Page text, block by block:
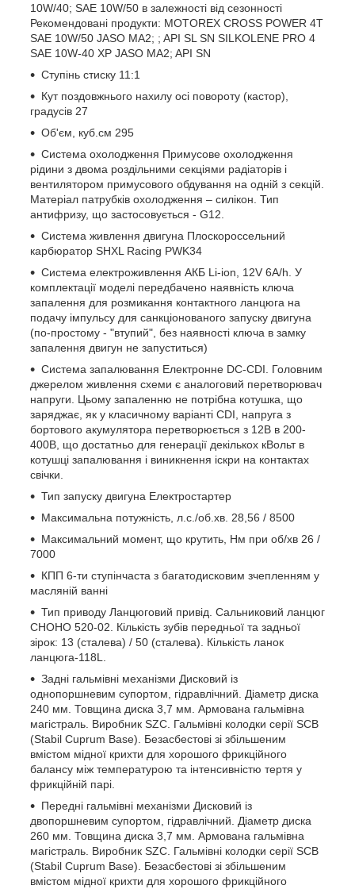
10W/40; SAE 10W/50 в залежності від сезонності
Рекомендовані продукти: MOTOREX CROSS POWER 4T
SAE 10W/50 JASO MA2; ; API SL SN SILKOLENE PRO 4
SAE 10W-40 XP JASO MA2; API SN
Ступінь стиску 11:1
Кут поздовжнього нахилу осі повороту (кастор),
градусів 27
Об'єм, куб.см 295
Система охолодження Примусове охолодження
рідини з двома роздільними секціями радіаторів і
вентилятором примусового обдування на одній з секцій.
Матеріал патрубків охолодження – силікон. Тип
антифризу, що застосовується - G12.
Система живлення двигуна Плоскороссельний
карбюратор SHXL Racing PWK34
Система електроживлення АКБ Li-ion, 12V 6А/h. У
комплектації моделі передбачено наявність ключа
запалення для розмикання контактного ланцюга на
подачу імпульсу для санкціонованого запуску двигуна
(по-простому - "втупий", без наявності ключа в замку
запалення двигун не запуститься)
Система запалювання Електронне DC-СDI. Головним
джерелом живлення схеми є аналоговий перетворювач
напруги. Цьому запаленню не потрібна котушка, що
заряджає, як у класичному варіанті CDI, напруга з
бортового акумулятора перетворюється з 12В в 200-
400В, що достатньо для генерації декількох кВольт в
котушці запалювання і виникнення іскри на контактах
свічки.
Тип запуску двигуна Електростартер
Максимальна потужність, л.с./об.хв. 28,56 / 8500
Максимальний момент, що крутить, Нм при об/хв 26 /
7000
КПП 6-ти ступінчаста з багатодисковим зчепленням у
масляній ванні
Тип приводу Ланцюговий привід. Сальниковий ланцюг
CHOHO 520-02. Кількість зубів передньої та задньої
зірок: 13 (сталева) / 50 (сталева). Кількість ланок
ланцюга-118L.
Задні гальмівні механізми Дисковий із
однопоршневим супортом, гідравлічний. Діаметр диска
240 мм. Товщина диска 3,7 мм. Армована гальмівна
магістраль. Виробник SZC. Гальмівні колодки серії SCB
(Stabil Cuprum Base). Безасбестові зі збільшеним
вмістом мідної крихти для хорошого фрикційного
балансу між температурою та інтенсивністю тертя у
фрикційній парі.
Передні гальмівні механізми Дисковий із
двопоршневим супортом, гідравлічний. Діаметр диска
260 мм. Товщина диска 3,7 мм. Армована гальмівна
магістраль. Виробник SZC. Гальмівні колодки серії SCB
(Stabil Cuprum Base). Безасбестові зі збільшеним
вмістом мідної крихти для хорошого фрикційного